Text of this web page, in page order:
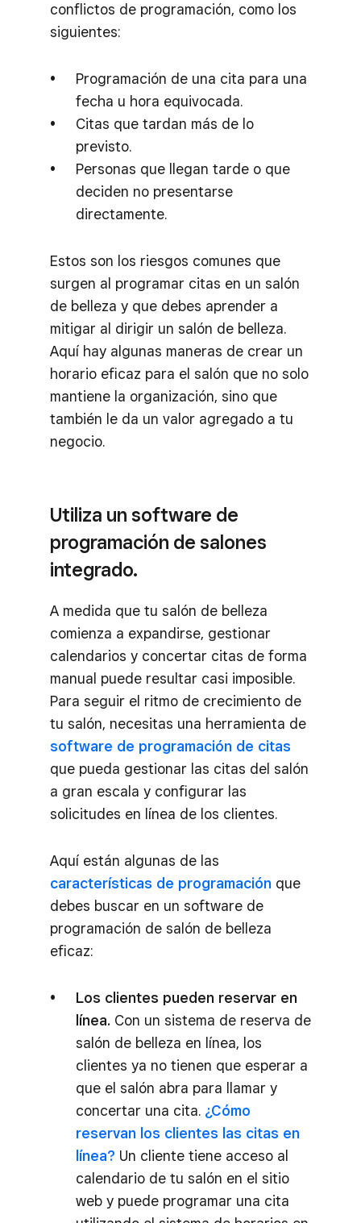
conflictos de programación, como los
siguientes:
Programación de una cita para una
fecha u hora equivocada.
Citas que tardan más de lo
previsto.
Personas que llegan tarde o que
deciden no presentarse
directamente.
Estos son los riesgos comunes que
surgen al programar citas en un salón
de belleza y que debes aprender a
mitigar al dirigir un salón de belleza.
Aquí hay algunas maneras de crear un
horario eficaz para el salón que no solo
mantiene la organización, sino que
también le da un valor agregado a tu
negocio.
Utiliza un software de
programación de salones
integrado.
A medida que tu salón de belleza
comienza a expandirse, gestionar
calendarios y concertar citas de forma
manual puede resultar casi imposible.
Para seguir el ritmo de crecimiento de
tu salón, necesitas una herramienta de
software de programación de citas
que pueda gestionar las citas del salón
a gran escala y configurar las
solicitudes en línea de los clientes.
Aquí están algunas de las
características de programación que
debes buscar en un software de
programación de salón de belleza
eficaz:
Los clientes pueden reservar en
línea. Con un sistema de reserva de
salón de belleza en línea, los
clientes ya no tienen que esperar a
que el salón abra para llamar y
concertar una cita. ¿Cómo
reservan los clientes las citas en
línea? Un cliente tiene acceso al
calendario de tu salón en el sitio
web y puede programar una cita